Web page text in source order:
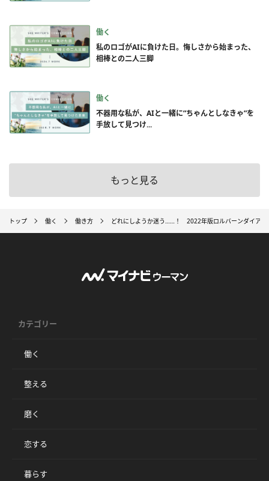
働く
私のロゴがAIに負けた日。悔しさから始まった、
相棒との二人三脚
働く
不器用な私が、AIと一緒に”ちゃんとしなきゃ”を
手放して見つけ...
もっと見る
トップ 働く 働き方 どれにしようか迷う……！ 2022年版ロルバーンダイアリ
カテゴリー
働く
整える
磨く
恋する
暮らす